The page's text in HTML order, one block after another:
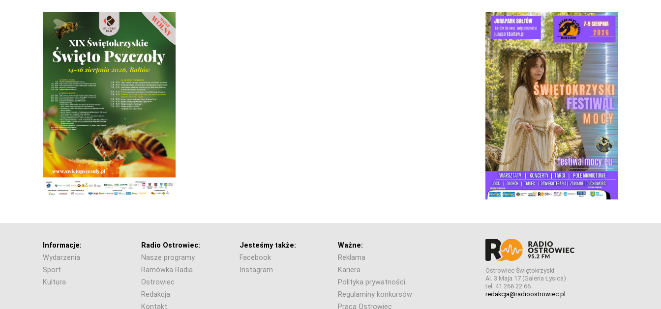
Informacje:
Wydarzenia
Sport
Kultura
Radio Ostrowiec:
Nasze programy
Ramówka Radia
Ostrowiec
Redakcja
Kontakt
Jesteśmy także:
Facebook
Instagram
Ważne:
Reklama
Kariera
Polityka prywatności
Regulaminy konkursów
Praca Ostrowiec
Ostrowiec Świętokrzyski
Al. 3 Maja 17 (Galeria Łysica)
tel. 41 266 22 66
redakcja@radioostrowiec.pl